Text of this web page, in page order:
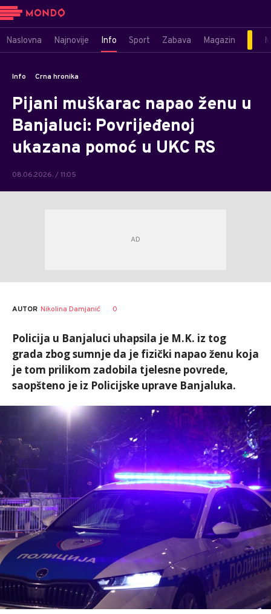
Naslovna Najnovije Info Sport Zabava Magazin
Info Crna hronika
Pijani muškarac napao ženu u
Banjaluci: Povrijeđenoj
ukazana pomoć u UKC RS
08.06.2026. / 11:05
AUTOR Nikolina Damjanić 0
Policija u Banjaluci uhapsila je M.K. iz tog
grada zbog sumnje da je fizički napao ženu koja
je tom prilikom zadobila tjelesne povrede,
saopšteno je iz Policijske uprave Banjaluka.